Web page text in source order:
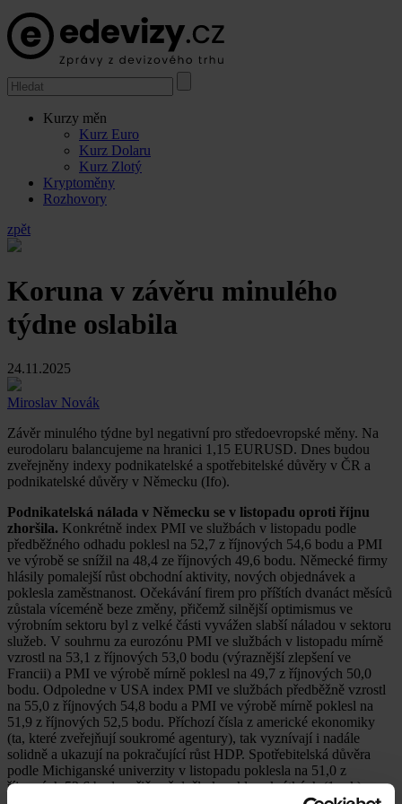
Kurzy měn
Kurz Euro
Kurz Dolaru
Kurz Zlotý
Kryptoměny
Rozhovory
zpět
Koruna v závěru minulého
týdne oslabila
24.11.2025
Miroslav Novák
Závěr minulého týdne byl negativní pro středoevropské měny. Na
eurodolaru balancujeme na hranici 1,15 EURUSD. Dnes budou
zveřejněny indexy podnikatelské a spotřebitelské důvěry v ČR a
podnikatelské důvěry v Německu (Ifo).
Podnikatelská nálada v Německu se v listopadu oproti říjnu
zhoršila. Konkrétně index PMI ve službách v listopadu podle
předběžného odhadu poklesl na 52,7 z říjnových 54,6 bodu a PMI
ve výrobě se snížil na 48,4 ze říjnových 49,6 bodu. Německé firmy
hlásily pomalejší růst obchodní aktivity, nových objednávek a
poklesla zaměstnanost. Očekávání firem pro příštích dvanáct měsíců
zůstala víceméně beze změny, přičemž silnější optimismus ve
výrobním sektoru byl z velké části vyvážen slabší náladou v sektoru
služeb. V souhrnu za eurozónu PMI ve službách v listopadu mírně
vzrostl na 53,1 z říjnových 53,0 bodu (výraznější zlepšení ve
Francii) a PMI ve výrobě mírně poklesl na 49,7 z říjnových 50,0
bodu. Odpoledne v USA index PMI ve službách předběžně vzrostl
na 55,0 z říjnových 54,8 bodu a PMI ve výrobě mírně poklesl na
51,9 z říjnových 52,5 bodu. Příchozí čísla z americké ekonomiky
(ta, které zveřejňují soukromé agentury), tak vyznívají i nadále
solidně a ukazují na pokračující růst HDP. Spotřebitelská důvěra
podle Michiganské univerzity v listopadu poklesla na 51,0 z
říjnových 53,6 bodu, přičemž došlo k poklesu krátkých (1 rok) a